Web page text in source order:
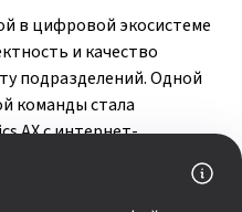
в цифровой экосистеме
и качество
подразделений. Одной
команды стала
AX с интернет-
учета. Таким образом